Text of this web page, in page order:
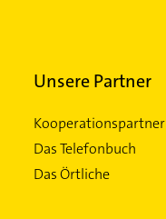
Unsere Partner
Kooperationspartner
Das Telefonbuch
Das Örtliche